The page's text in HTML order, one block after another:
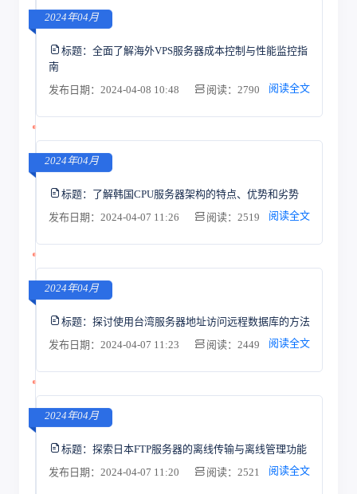
2024年04月
标题： 全面了解海外VPS服务器成本控制与性能监控指
南
发布日期：2024-04-08 10:48
阅读：2790 阅读全文
2024年04月
标题： 了解韩国CPU服务器架构的特点、优势和劣势
发布日期：2024-04-07 11:26
阅读：2519 阅读全文
2024年04月
标题： 探讨使用台湾服务器地址访问远程数据库的方法
发布日期：2024-04-07 11:23
阅读：2449 阅读全文
2024年04月
标题： 探索日本FTP服务器的离线传输与离线管理功能
发布日期：2024-04-07 11:20
阅读：2521 阅读全文